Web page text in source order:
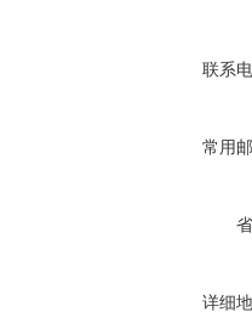
联系
常用
详细